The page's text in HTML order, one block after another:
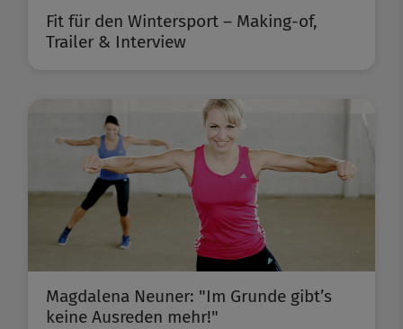
Fit für den Wintersport – Making-of,
Trailer & Interview
Magdalena Neuner: "Im Grunde gibt’s
keine Ausreden mehr!"